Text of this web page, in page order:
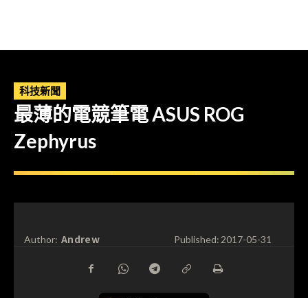
科技新聞
最薄的電競筆電 ASUS ROG
Zephyrus
Author: Andrew Published:2017-05-31